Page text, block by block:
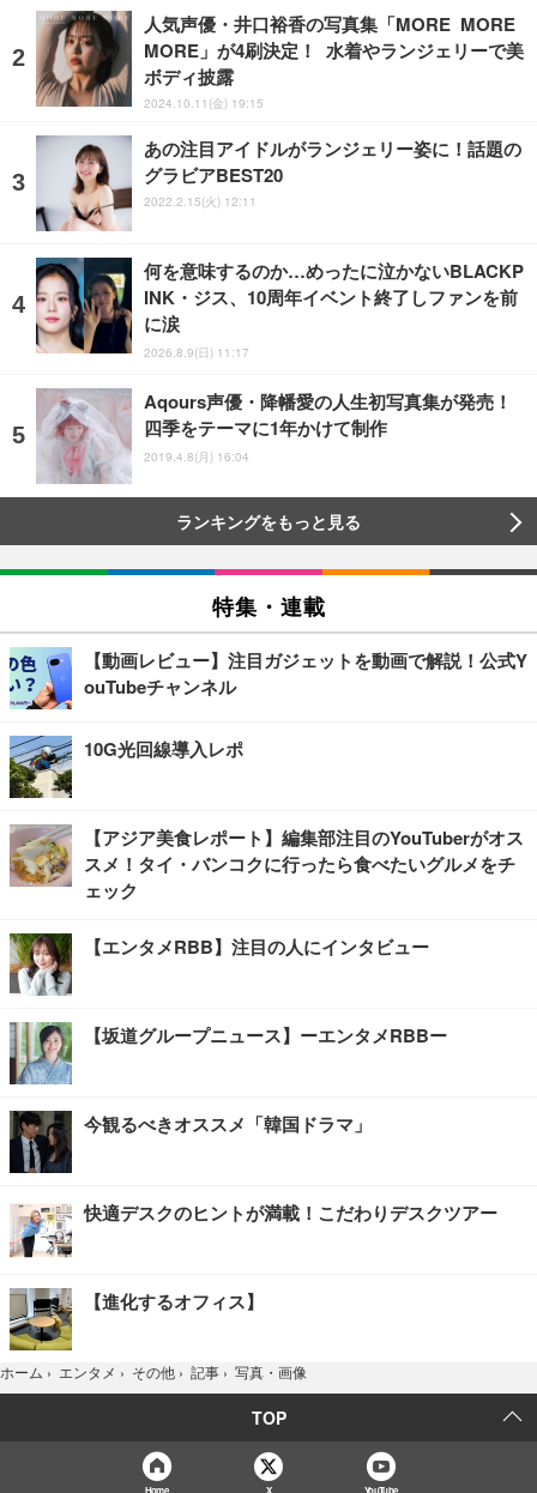
人気声優・井口裕香の写真集「MORE MORE
MORE」が4刷決定！ 水着やランジェリーで美
ボディ披露
2024.10.11(金) 19:15
あの注目アイドルがランジェリー姿に！話題の
グラビアBEST20
2022.2.15(火) 12:11
何を意味するのか…めったに泣かないBLACKP
INK・ジス、10周年イベント終了しファンを前
に涙
2026.8.9(日) 11:17
Aqours声優・降幡愛の人生初写真集が発売！
四季をテーマに1年かけて制作
2019.4.8(月) 16:04
ランキングをもっと見る
特集・連載
【動画レビュー】注目ガジェットを動画で解説！公式Y
ouTubeチャンネル
10G光回線導入レポ
【アジア美食レポート】編集部注目のYouTuberがオス
スメ！タイ・バンコクに行ったら食べたいグルメをチ
ェック
【エンタメRBB】注目の人にインタビュー
【坂道グループニュース】ーエンタメRBBー
今観るべきオススメ「韓国ドラマ」
快適デスクのヒントが満載！こだわりデスクツアー
【進化するオフィス】
ホーム › エンタメ › その他 › 記事 › 写真・画像
TOP
Home X YouTube